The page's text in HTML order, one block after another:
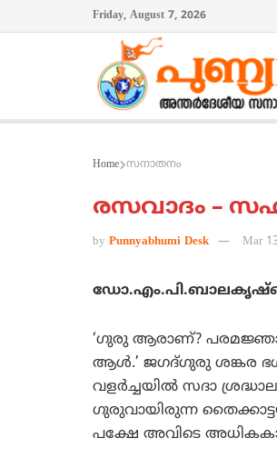
Friday, August 7, 2026
Home സനാതനം
രസവാദം –
by Punnyabhumi Desk Mar
‘ഗുരു ആരാണ്?
ആള്‍.’ ജഗദ്ഗുരു ശങ്കര
വളര്‍ച്ചയില്‍ സദാ
ഗുരുവായിരുന്ന
പക്ഷേ അവിടെ